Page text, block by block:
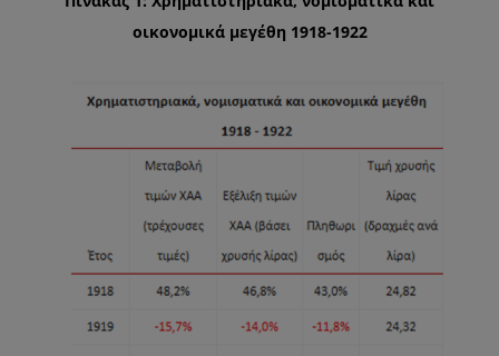
οικονομικά μεγέθη 1918-1922